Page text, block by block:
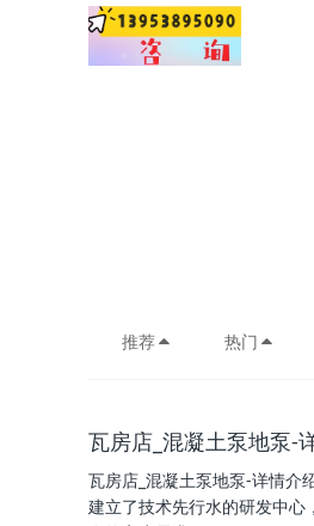
推荐 热门
瓦房店_混凝土泵地泵-
瓦房店_混凝土泵地泵-详情介
建立了技术先行水的研发中